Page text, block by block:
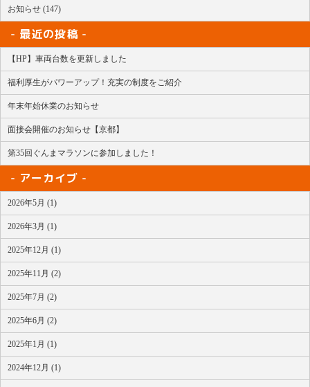
お知らせ (147)
最近の投稿
【HP】車両台数を更新しました
福利厚生がパワーアップ！充実の制度をご紹介
年末年始休業のお知らせ
面接会開催のお知らせ【京都】
第35回ぐんまマラソンに参加しました！
アーカイブ
2026年5月 (1)
2026年3月 (1)
2025年12月 (1)
2025年11月 (2)
2025年7月 (2)
2025年6月 (2)
2025年1月 (1)
2024年12月 (1)